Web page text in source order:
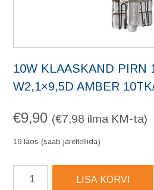
10W KLAASKAND PIRN
W2,1×9,5D AMBER
€9,90 (€7,98 ilma KM-ta)
19 laos (saab järeltellida)
Klaaskand
LISA KORVI